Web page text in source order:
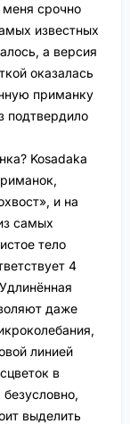
меня срочно
известных
а версия
оказалась
приманку
подтвердило
Kosadaka
и на
самых
тело
4
даже
линией
в
выделить